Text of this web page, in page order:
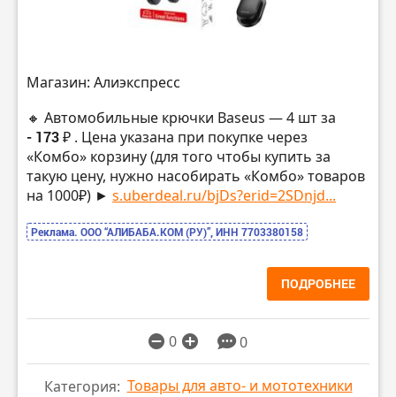
Магазин: Алиэкспресс
🔸 Автомобильные крючки Baseus — 4 шт за
- 173 ₽ . Цена указана при покупке через
«Комбо» корзину (для того чтобы купить за
такую цену, нужно насобирать «Комбо» товаров
на 1000₽) ► s.uberdeal.ru/bjDs?erid=2SDnjd...
Реклама. ООО “АЛИБАБА.КОМ (РУ)”, ИНН 7703380158
ПОДРОБНЕЕ
0 0
Категория: Товары для авто- и мототехники